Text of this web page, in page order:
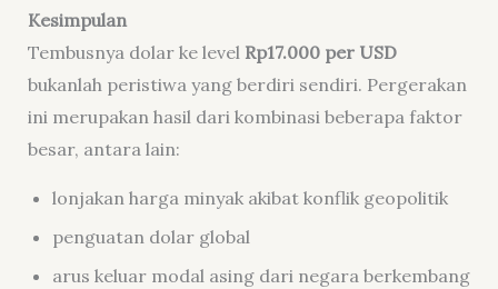
Kesimpulan
Tembusnya dolar ke level Rp17.000 per USD
bukanlah peristiwa yang berdiri sendiri. Pergerakan
ini merupakan hasil dari kombinasi beberapa faktor
besar, antara lain:
lonjakan harga minyak akibat konflik geopolitik
penguatan dolar global
arus keluar modal asing dari negara berkembang